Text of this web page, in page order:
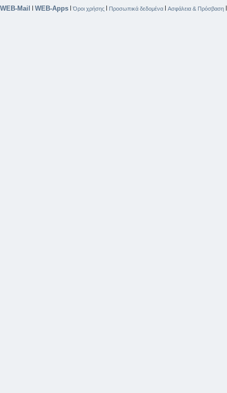
WEB-Mail | WEB-Apps |Όροι χρήσης | Προσωπικά δεδομένα | Ασφάλεια & Πρόσβαση